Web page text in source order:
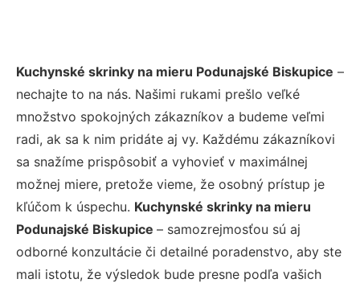
Kuchynské skrinky na mieru Podunajské Biskupice –
nechajte to na nás. Našimi rukami prešlo veľké
množstvo spokojných zákazníkov a budeme veľmi
radi, ak sa k nim pridáte aj vy. Každému zákazníkovi
sa snažíme prispôsobiť a vyhovieť v maximálnej
možnej miere, pretože vieme, že osobný prístup je
kľúčom k úspechu. Kuchynské skrinky na mieru
Podunajské Biskupice – samozrejmosťou sú aj
odborné konzultácie či detailné poradenstvo, aby ste
mali istotu, že výsledok bude presne podľa vašich